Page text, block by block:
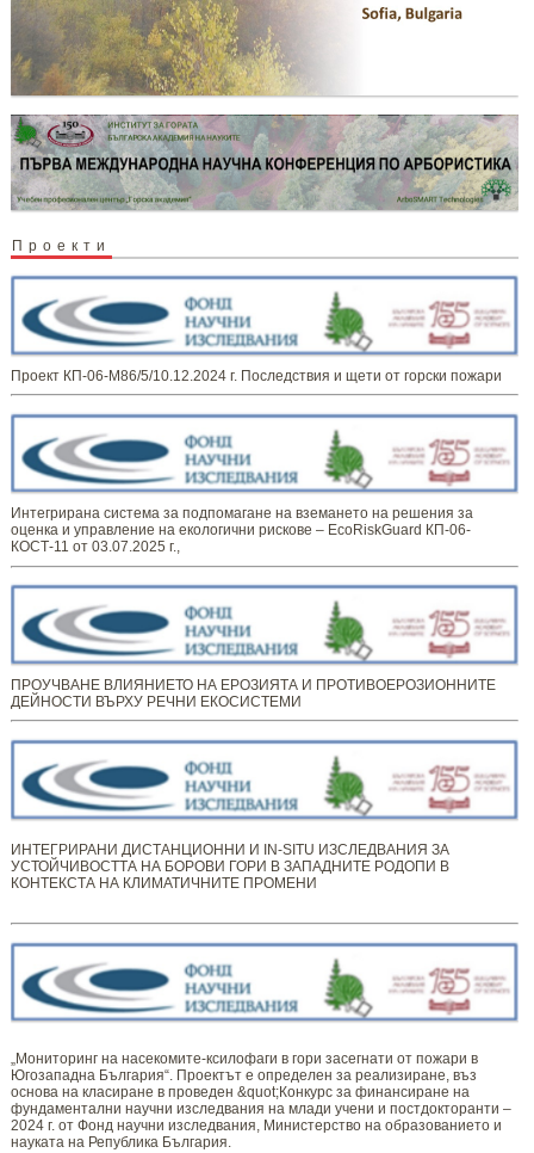
Проекти
Проект КП-06-М86/5/10.12.2024 г. Последствия и щети от горски пожари
Интегрирана система за подпомагане на вземането на решения за
оценка и управление на екологични рискове – EcoRiskGuard КП-06-
КОСТ-11 от 03.07.2025 г.,
ПРОУЧВАНЕ ВЛИЯНИЕТО НА ЕРОЗИЯТА И ПРОТИВОЕРОЗИОННИТЕ
ДЕЙНОСТИ ВЪРХУ РЕЧНИ ЕКОСИСТЕМИ
ИНТЕГРИРАНИ ДИСТАНЦИОННИ И IN-SITU ИЗСЛЕДВАНИЯ ЗА
УСТОЙЧИВОСТТА НА БОРОВИ ГОРИ В ЗАПАДНИТЕ РОДОПИ В
КОНТЕКСТА НА КЛИМАТИЧНИТЕ ПРОМЕНИ
„Мониторинг ​​​на ​​насекомите-ксилофаги в гори засегнати от пожари в
Югозападна България“. Проектът е определен за реализиране, въз
основа на класиране в проведен &quot;Конкурс за финансиране на
фундаментални научни изследвания на млади учени и постдокторанти –
2024 г. от Фонд научни изследвания, Министерство на образованието и
науката на Република България.